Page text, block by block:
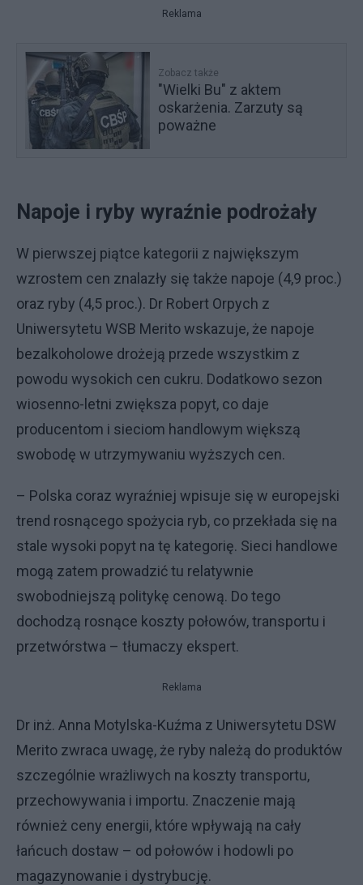
Reklama
Zobacz także
"Wielki Bu" z aktem
oskarżenia. Zarzuty są
poważne
Napoje i ryby wyraźnie podrożały
W pierwszej piątce kategorii z największym
wzrostem cen znalazły się także napoje (4,9 proc.)
oraz ryby (4,5 proc.). Dr Robert Orpych z
Uniwersytetu WSB Merito wskazuje, że napoje
bezalkoholowe drożeją przede wszystkim z
powodu wysokich cen cukru. Dodatkowo sezon
wiosenno-letni zwiększa popyt, co daje
producentom i sieciom handlowym większą
swobodę w utrzymywaniu wyższych cen.
– Polska coraz wyraźniej wpisuje się w europejski
trend rosnącego spożycia ryb, co przekłada się na
stale wysoki popyt na tę kategorię. Sieci handlowe
mogą zatem prowadzić tu relatywnie
swobodniejszą politykę cenową. Do tego
dochodzą rosnące koszty połowów, transportu i
przetwórstwa – tłumaczy ekspert.
Reklama
Dr inż. Anna Motylska-Kuźma z Uniwersytetu DSW
Merito zwraca uwagę, że ryby należą do produktów
szczególnie wrażliwych na koszty transportu,
przechowywania i importu. Znaczenie mają
również ceny energii, które wpływają na cały
łańcuch dostaw – od połowów i hodowli po
magazynowanie i dystrybucję.